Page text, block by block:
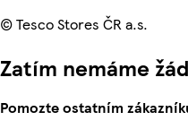
© Tesco Stores ČR a.s.
Zatím nemáme
Pomozte ostatním